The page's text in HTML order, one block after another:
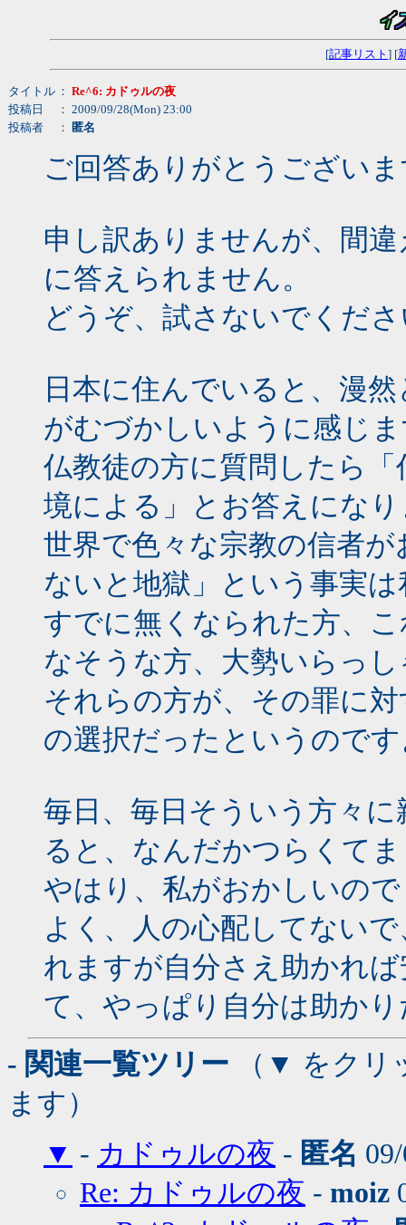
[記事リスト ] [
タイトル ： Re^6: カドゥルの夜
投稿日
： 2009/09/28(Mon) 23:00
投稿者
： 匿名
ご回答ありがとうござい
申し訳ありませんが、間
に答えられません。
どうぞ、試さないでくだ
日本に住んでいると、漫
がむづかしいように感じ
仏教徒の方に質問したら
境による」とお答えにな
世界で色々な宗教の信者
ないと地獄」という事実
すでに無くなられた方、
なそうな方、大勢いらっ
それらの方が、その罪に
の選択だったというので
毎日、毎日そういう方々
ると、なんだかつらくて
やはり、私がおかしいの
よく、人の心配してない
れますが自分さえ助かれ
て、やっぱり自分は助か
- 関連一覧ツリー （▼ をクリ
ます）
▼ - カドゥルの夜 - 匿名
Re: カドゥルの夜 - moiz